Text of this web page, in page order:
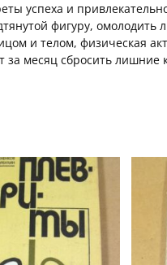
успеха и
фигуру, омолодить
и телом, физическая
месяц сбросить лишние